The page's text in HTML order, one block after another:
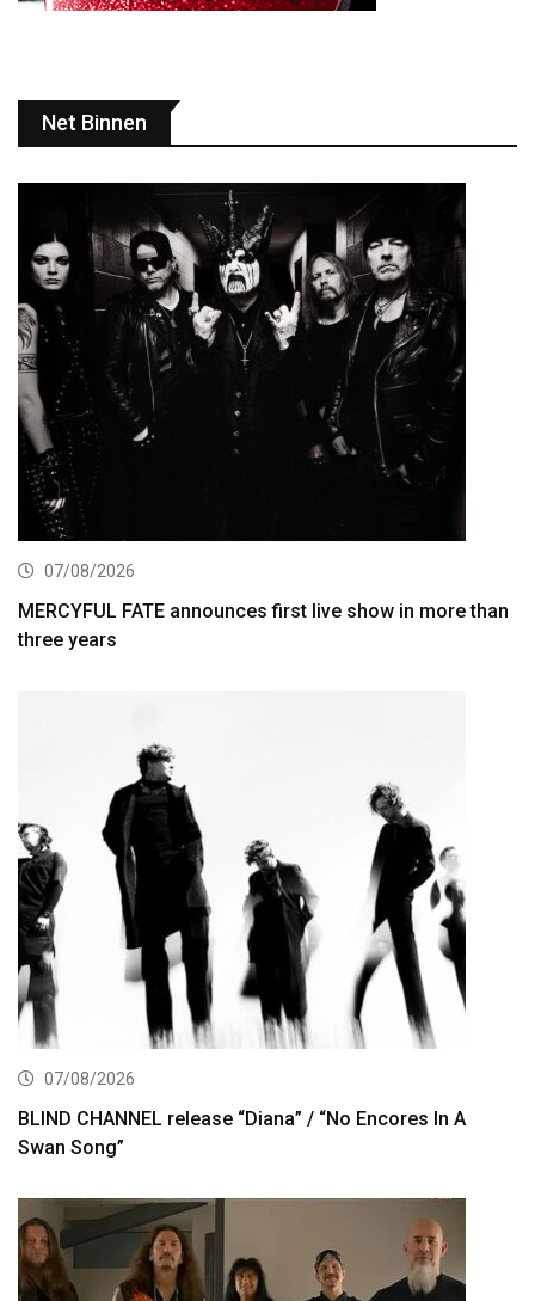
Net Binnen
07/08/2026
MERCYFUL FATE announces first live show in more than
three years
07/08/2026
BLIND CHANNEL release “Diana” / “No Encores In A
Swan Song”